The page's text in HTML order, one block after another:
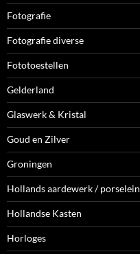
Fotografie
Fotografie diverse
Fototoestellen
Gelderland
Glaswerk & Kristal
Goud en Zilver
Groningen
Hollands aardewerk / porselein
Hollandse Kasten
Horloges